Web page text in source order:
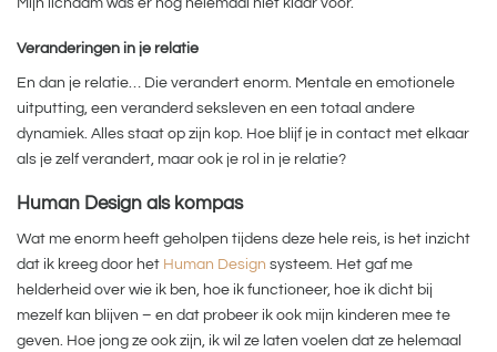
Veranderingen in je relatie
En dan je relatie… Die verandert enorm. Mentale en emotionele
uitputting, een veranderd seksleven en een totaal andere
dynamiek. Alles staat op zijn kop. Hoe blijf je in contact met elkaar
als je zelf verandert, maar ook je rol in je relatie?
Human Design als kompas
Wat me enorm heeft geholpen tijdens deze hele reis, is het inzicht
dat ik kreeg door het Human Design systeem. Het gaf me
helderheid over wie ik ben, hoe ik functioneer, hoe ik dicht bij
mezelf kan blijven – en dat probeer ik ook mijn kinderen mee te
geven. Hoe jong ze ook zijn, ik wil ze laten voelen dat ze helemaal